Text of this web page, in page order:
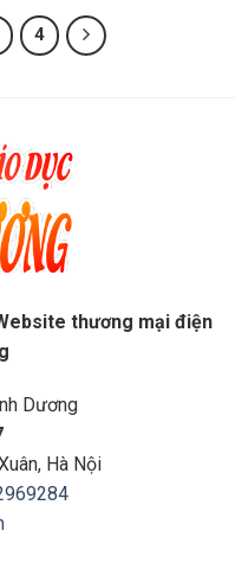
4
thương mại điện
Dương
Hà Nội